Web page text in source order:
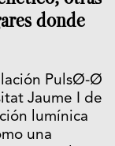
donde
PulsØ-Ø
Jaume I de
lumínica
una